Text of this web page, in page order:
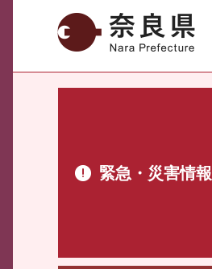
奈良県
緊急・災害情報